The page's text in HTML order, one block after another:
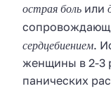
острая боль или
сердцебиением.
женщины в 2-3
панических